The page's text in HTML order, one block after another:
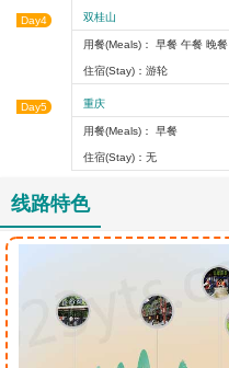
Day4 双桂山
用餐(Meals)： 早餐 午餐 晚餐
住宿(Stay)：游轮
Day5 重庆
用餐(Meals)： 早餐
住宿(Stay)：无
线路特色